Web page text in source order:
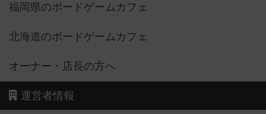
福岡県のボードゲームカフェ
北海道のボードゲームカフェ
オーナー・店長の方へ
運営者情報